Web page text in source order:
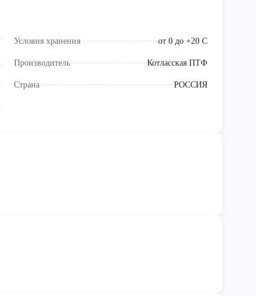
Условия хранения от 0 до +20 С
Производитель Котласская ПТФ
Страна РОССИЯ